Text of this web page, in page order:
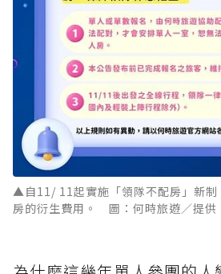
▲自11/ 11起實施「領隊不配房」新制
房的衍生費用。 圖：何時旅遊／提供